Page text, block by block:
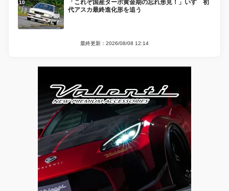
「これぞ国産ターボ黄金期の忘れ形見！」いすゞ初
代アスカ最終進化形を追う
最終更新：2026/08/08 12:14